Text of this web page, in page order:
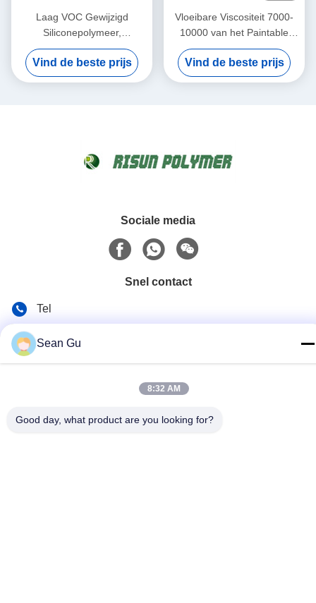
Laag VOC Gewijzigd
Siliconepolymeer,
Vochtigheid Genezen
Dichtingsproductpolymeer
Vind de beste prijs
Vloeibare Viscositeit 7000-
10000 van het Paintable
Hoge Reactieve
Transparante Polymeer
Vind de beste prijs
Sociale media
Snel contact
Tel
sean@risunpolymer.com
Het Zuidenweg van nr 19 Qingjiang, Nanjing City, China
Sean Gu
8:32 AM
Good day, what product are you looking for?